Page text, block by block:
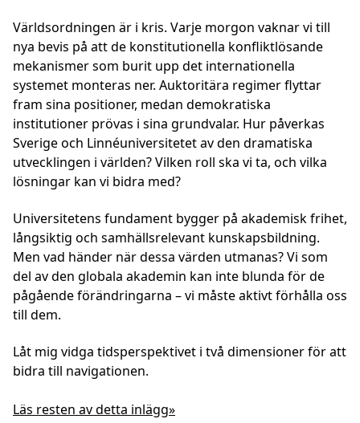
Världsordningen är i kris. Varje morgon vaknar vi till
nya bevis på att de konstitutionella konfliktlösande
mekanismer som burit upp det internationella
systemet monteras ner. Auktoritära regimer flyttar
fram sina positioner, medan demokratiska
institutioner prövas i sina grundvalar. Hur påverkas
Sverige och Linnéuniversitetet av den dramatiska
utvecklingen i världen? Vilken roll ska vi ta, och vilka
lösningar kan vi bidra med?
Universitetens fundament bygger på akademisk frihet,
långsiktig och samhällsrelevant kunskapsbildning.
Men vad händer när dessa värden utmanas? Vi som
del av den globala akademin kan inte blunda för de
pågående förändringarna – vi måste aktivt förhålla oss
till dem.
Låt mig vidga tidsperspektivet i två dimensioner för att
bidra till navigationen.
Läs resten av detta inlägg»